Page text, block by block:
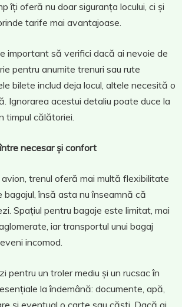
îți oferă nu doar siguranța locului, ci și
tarife mai avantajoase.
important să verifici dacă ai nevoie de
pentru anumite trenuri sau rute
bilete includ deja locul, altele necesită o
Ignorarea acestui detaliu poate duce la
timpul călătoriei.
necesar și confort
trenul oferă mai multă flexibilitate
bagajul, însă asta nu înseamnă că
Spațiul pentru bagaje este limitat, mai
iar transportul unui bagaj
incomod.
pentru un troler mediu și un rucsac în
la îndemână: documente, apă,
și eventual o carte sau căști. Dacă ai